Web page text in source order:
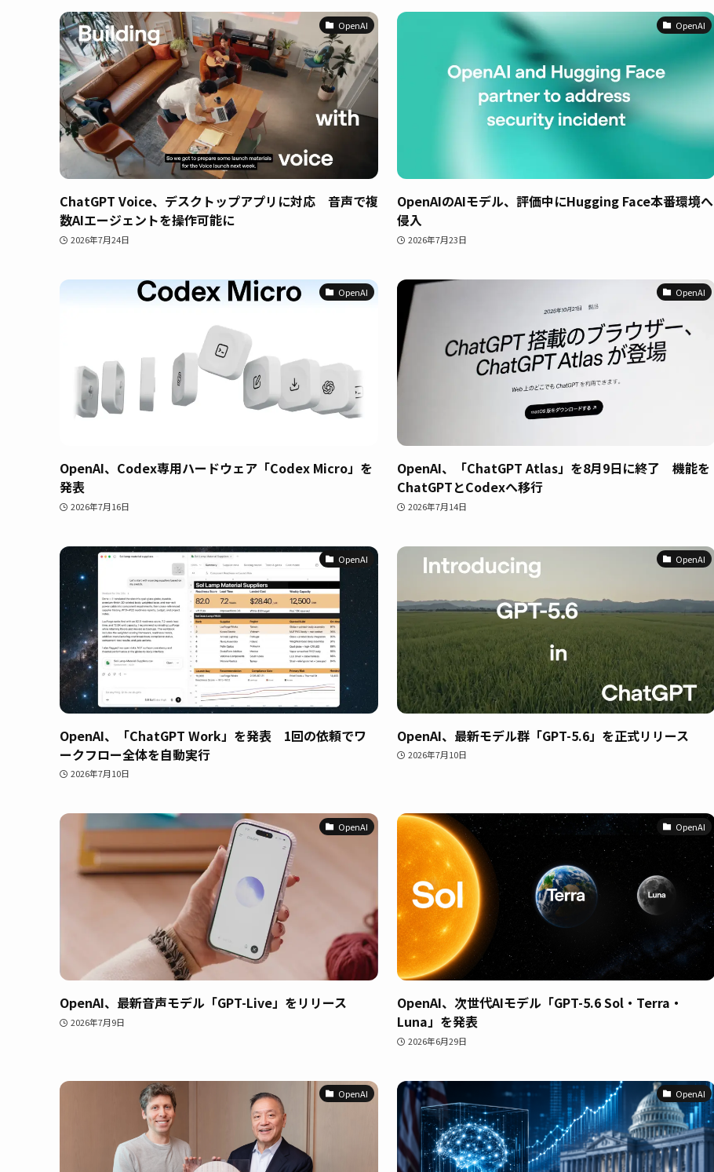
OpenAI
ChatGPT Voice、デスクトップアプリに対応 音声で複
数AIエージェントを操作可能に
2026年7月24日
OpenAI
OpenAIのAIモデル、評価中にHugging Face本番環境へ
侵入
2026年7月23日
OpenAI
OpenAI、Codex専用ハードウェア「Codex Micro」を
発表
2026年7月16日
OpenAI
OpenAI、「ChatGPT Atlas」を8月9日に終了 機能を
ChatGPTとCodexへ移行
2026年7月14日
OpenAI
OpenAI、「ChatGPT Work」を発表 1回の依頼でワ
ークフロー全体を自動実行
2026年7月10日
OpenAI
OpenAI、最新モデル群「GPT-5.6」を正式リリース
2026年7月10日
OpenAI
OpenAI、最新音声モデル「GPT-Live」をリリース
2026年7月9日
OpenAI
OpenAI、次世代AIモデル「GPT-5.6 Sol・Terra・
Luna」を発表
2026年6月29日
OpenAI OpenAI